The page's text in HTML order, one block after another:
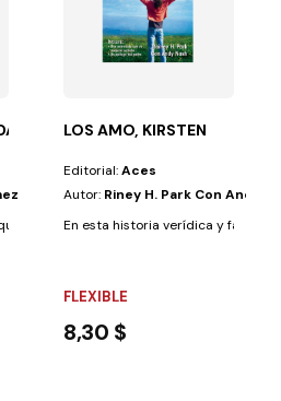
de las fiestas...
PECADOS OCULTOS
es capaz de engañarse a sí mismo. Este
LOS AMO, KIRSTEN
Editorial:Aces
Autor: Riney H. Park Con Andy
En esta historia verídica y
FLEXIBLE
8,30 $